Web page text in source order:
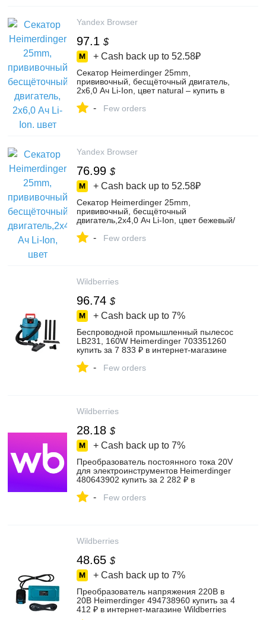
Yandex Browser
97.1 $
+ Cash back up to 52.58₽
Секатор Heimerdinger 25mm,
прививочный, бесщёточный двигатель,
2х6,0 Ач Li-Ion, цвет natural – купить в
Авторизованные продукты 1 на Яндекс
- Few orders
Yandex Browser
76.99 $
+ Cash back up to 52.58₽
Секатор Heimerdinger 25mm,
прививочный, бесщёточный
двигатель,2х4,0 Ач Li-Ion, цвет бежевый/
Heimerdinger Авторизованные продукты
- Few orders
Wildberries
96.74 $
+ Cash back up to 7%
Беспроводной промышленный пылесос
LB231, 160W Heimerdinger 703351260
купить за 7 833 ₽ в интернет‑магазине
- Few orders
Wildberries
28.18 $
+ Cash back up to 7%
Преобразователь постоянного тока 20V
для электроинструментов Heimerdinger
480643902 купить за 2 282 ₽ в
- Few orders
Wildberries
48.65 $
+ Cash back up to 7%
Преобразователь напряжения 220В в
20В Heimerdinger 494738960 купить за 4
412 ₽ в интернет‑магазине Wildberries